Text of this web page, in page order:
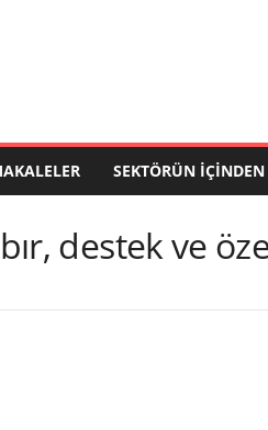
SEKTÖRÜN İÇINDEN
destek ve